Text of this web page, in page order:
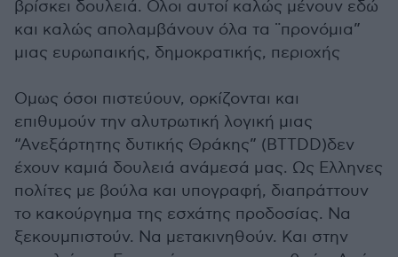
βρίσκει δουλειά. Ολοι αυτοί καλώς μένουν εδώ
και καλώς απολαμβάνουν όλα τα ¨προνόμια”
μιας ευρωπαικής, δημοκρατικής, περιοχής
Ομως όσοι πιστεύουν, ορκίζονται και
επιθυμούν την αλυτρωτική λογική μιας
“Ανεξάρτητης δυτικής Θράκης” (BTTDD)δεν
έχουν καμιά δουλειά ανάμεσά μας. Ως Ελληνες
πολίτες με βούλα και υπογραφή, διαπράττουν
το κακούργημα της εσχάτης προδοσίας. Να
ξεκουμπιστούν. Να μετακινηθούν. Και στην